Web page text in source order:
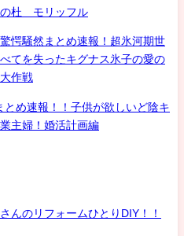
の杜 モリッフル
愕騒然まとめ速報！超氷河期世
てを失ったキグナス氷子の愛の
作戦
め速報！！子供が欲しいど陰キ
主婦！婚活計画編
んのリフォームひとりDIY！！